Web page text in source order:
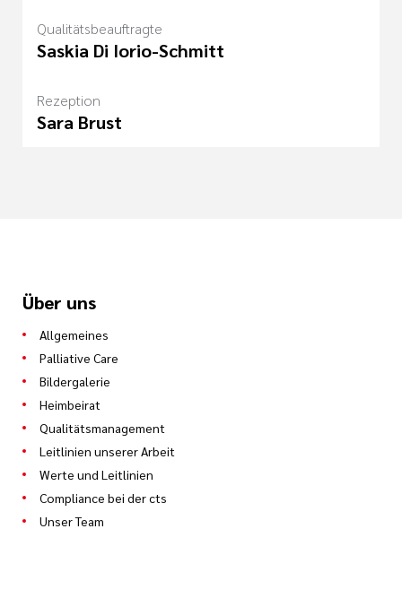
Qualitätsbeauftragte
Saskia Di Iorio-Schmitt
Rezeption
Sara Brust
Über uns
Allgemeines
Palliative Care
Bildergalerie
Heimbeirat
Qualitätsmanagement
Leitlinien unserer Arbeit
Werte und Leitlinien
Compliance bei der cts
Unser Team